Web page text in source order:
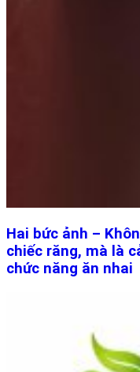
Hai bức ảnh –
chiếc răng, mà là
chức năng ăn nhai